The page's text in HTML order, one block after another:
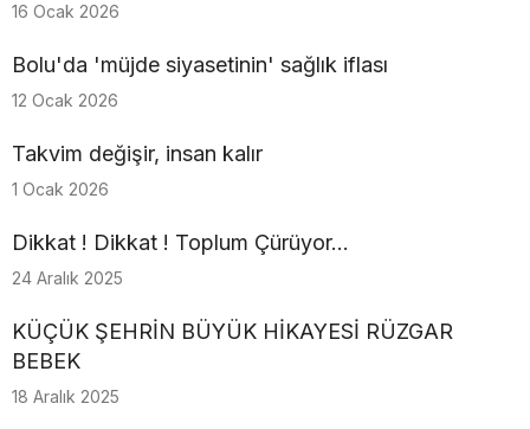
16 Ocak 2026
Bolu'da 'müjde siyasetinin' sağlık iflası
12 Ocak 2026
Takvim değişir, insan kalır
1 Ocak 2026
Dikkat ! Dikkat ! Toplum Çürüyor...
24 Aralık 2025
KÜÇÜK ŞEHRİN BÜYÜK HİKAYESİ RÜZGAR
BEBEK
18 Aralık 2025